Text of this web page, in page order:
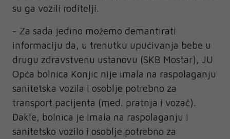
su ga vozili roditelji.
- Za sada jedino možemo demantirati
informaciju da, u trenutku upućivanja bebe u
drugu zdravstvenu ustanovu (SKB Mostar), JU
Opća bolnica Konjic nije imala na raspolaganju
sanitetska vozila i osoblje potrebno za
transport pacijenta (med. pratnja i vozač).
Dakle, bolnica je imala na raspolaganju i
sanitetsko vozilo i osoblje potrebno za